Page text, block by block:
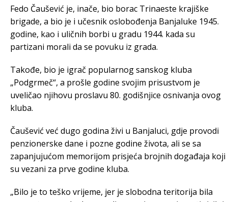
Fedo Čaušević je, inače, bio borac Trinaeste krajiške
brigade, a bio je i učesnik oslobođenja Banjaluke 1945.
godine, kao i uličnih borbi u gradu 1944. kada su
partizani morali da se povuku iz grada.
Takođe, bio je igrač popularnog sanskog kluba
„Podgrmeč“, a prošle godine svojim prisustvom je
uveličao njihovu proslavu 80. godišnjice osnivanja ovog
kluba.
Čaušević već dugo godina živi u Banjaluci, gdje provodi
penzionerske dane i pozne godine života, ali se sa
zapanjujućom memorijom prisjeća brojnih događaja koji
su vezani za prve godine kluba.
„Bilo je to teško vrijeme, jer je slobodna teritorija bila